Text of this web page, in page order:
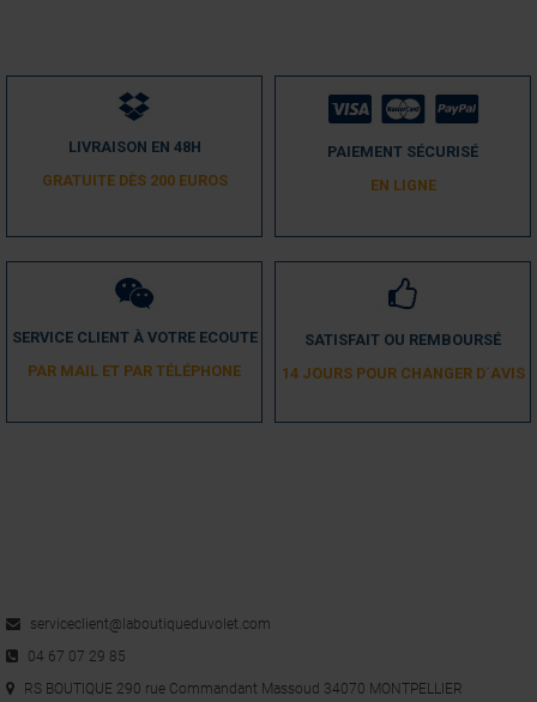
LIVRAISON EN 48H
GRATUITE DÈS 200 EUROS
PAIEMENT SÉCURISÉ
EN LIGNE
SERVICE CLIENT À VOTRE ECOUTE
PAR MAIL ET PAR TÉLÉPHONE
SATISFAIT OU REMBOURSÉ
14 JOURS POUR CHANGER D´AVIS
serviceclient@laboutiqueduvolet.com
04 67 07 29 85
RS BOUTIQUE 290 rue Commandant Massoud 34070 MONTPELLIER